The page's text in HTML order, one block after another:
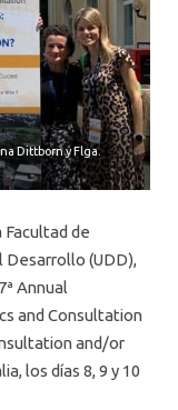
Dittborn y Flga.
de
Desarrollo (UDD),
Annual
and Consultation
and/or
los días 8, 9 y 10